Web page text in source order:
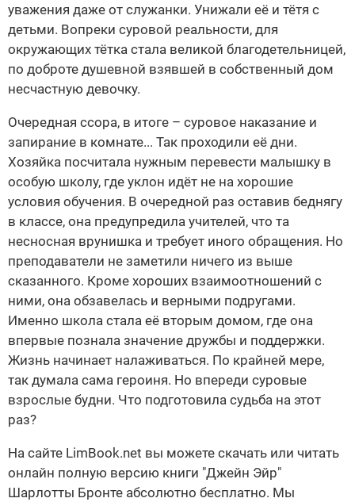
уважения даже от служанки. Унижали её и тётя с
детьми. Вопреки суровой реальности, для
окружающих тётка стала великой благодетельницей,
по доброте душевной взявшей в собственный дом
несчастную девочку.
Очередная ссора, в итоге – суровое наказание и
запирание в комнате... Так проходили её дни.
Хозяйка посчитала нужным перевести малышку в
особую школу, где уклон идёт не на хорошие
условия обучения. В очередной раз оставив беднягу
в классе, она предупредила учителей, что та
несносная врунишка и требует иного обращения. Но
преподаватели не заметили ничего из выше
сказанного. Кроме хороших взаимоотношений с
ними, она обзавелась и верными подругами.
Именно школа стала её вторым домом, где она
впервые познала значение дружбы и поддержки.
Жизнь начинает налаживаться. По крайней мере,
так думала сама героиня. Но впереди суровые
взрослые будни. Что подготовила судьба на этот
раз?
На сайте LimBook.net вы можете скачать или читать
онлайн полную версию книги "Джейн Эйр"
Шарлотты Бронте абсолютно бесплатно. Мы